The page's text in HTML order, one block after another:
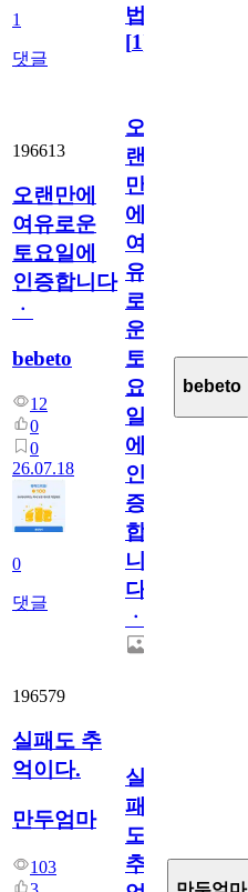
1
댓글
법
[1]
196613
오랜만에
여유로운
토요일에
인증합니다
ㆍ
bebeto
12
0
0
26.07.18
0
댓글
오
랜
만
에
여
유
로
운
토
요
일
에
인
증
합
니
다
ㆍ
bebeto
196579
실패도 추
억이다.
만두엄마
103
실
패
도
추